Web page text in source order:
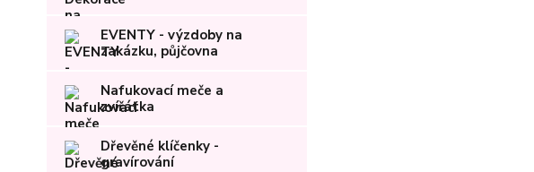
EVENTY - výzdoby na
zakázku, půjčovna
Nafukovací meče a
zvířátka
Dřevěné klíčenky -
gravírování